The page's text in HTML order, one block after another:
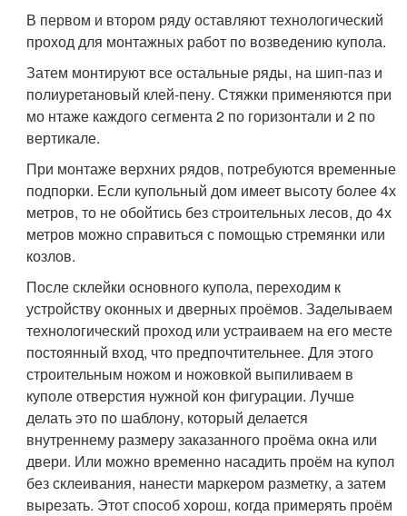
В первом и втором ряду оставляют технологический
проход для монтажных работ по возведению купола.
Затем монтируют все остальные ряды, на шип-паз и
полиуретановый клей-пену. Стяжки применяются при
мо нтаже каждого сегмента 2 по горизонтали и 2 по
вертикале.
При монтаже верхних рядов, потребуются временные
подпорки. Если купольный дом имеет высоту более 4х
метров, то не обойтись без строительных лесов, до 4х
метров можно справиться с помощью стремянки или
козлов.
После склейки основного купола, переходим к
устройству оконных и дверных проёмов. Заделываем
технологический проход или устраиваем на его месте
постоянный вход, что предпочтительнее. Для этого
строительным ножом и ножовкой выпиливаем в
куполе отверстия нужной кон фигурации. Лучше
делать это по шаблону, который делается
внутреннему размеру заказанного проёма окна или
двери. Или можно временно насадить проём на купол
без склеивания, нанести маркером разметку, а затем
вырезать. Этот способ хорош, когда примерять проём